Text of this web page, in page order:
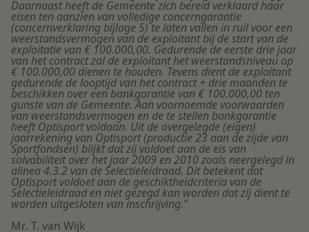
Daarnaast heeft de Gemeente zich bereid verklaard haar
eisen ten aanzien van volledige concerngarantie
(concernverklaring bijlage 5) te laten vallen in ruil voor een
weerstandsvermogen van de exploitant bij de start van de
exploitatie van € 100.000,00. Gedurende de eerste drie jaar
van het contract zal de exploitant het weerstandsniveau op
€ 100.000,00 dienen te houden. Tevens dient de exploitant
gedurende de looptijd van het contract + drie maanden te
beschikken over een bankgarantie van € 100.000,00 ten
gunste van de Gemeente. Aan voornoemde voorwaarden
van weerstandsvermogen en de te stellen bankgarantie
heeft Optisport voldaan. Uit de overgelegde (eigen)
jaarrekening van Optisport (productie 23 aan de zijde van
Sportfondsen) blijkt dat zij voldoet aan de eis van
solvabiliteit over het jaar 2009 en 2010 zoals neergelegd in
alinea 4.3.2 van de Selectieleidraad. Dit betekent dat
Optisport voldoet aan de geschiktheidcriteria van de
Selectieleidraad en niet gezegd kan worden dat zij dient te
worden uitgesloten van inschrijving.”
Mr. T. van Wijk